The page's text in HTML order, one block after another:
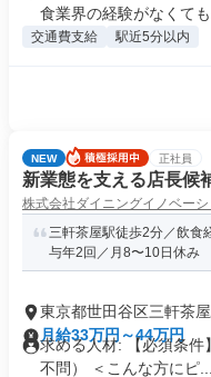
食業界の経験がなくても
交通費支給 駅近5分以内
NEW 正社員
新業態を支える店長候
株式会社ダイニングイノベーシ
三軒茶屋駅徒歩2分／飲食
与年2回／月8〜10日休み
東京都世田谷区三軒茶
月給33万円～44万円
求める人材: 【必須条件
不問） ＜こんな方にピ...